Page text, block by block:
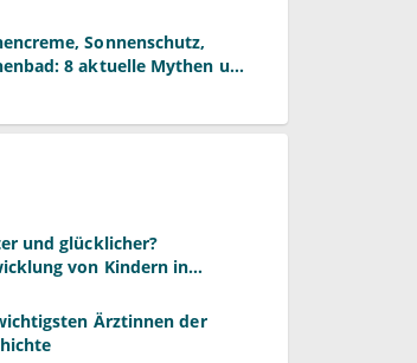
Sonnenschutz,
8 aktuelle Mythen und
und glücklicher?
von Kindern in
Ärztinnen der